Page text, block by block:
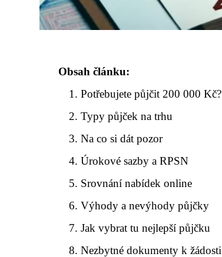
Obsah článku:
Potřebujete půjčit 200 000 Kč?
Typy půjček na trhu
Na co si dát pozor
Úrokové sazby a RPSN
Srovnání nabídek online
Výhody a nevýhody půjčky
Jak vybrat tu nejlepší půjčku
Nezbytné dokumenty k žádosti